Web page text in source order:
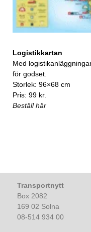
Logistikkartan
Med
för godset.
Storlek: 96×68 cm
Pris: 99 kr.
Beställ här
Transportnytt
Box 2082
169 02 Solna
08-514 934 00